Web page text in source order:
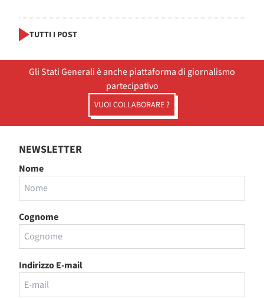
TUTTI I POST
Gli Stati Generali è anche piattaforma di giornalismo
partecipativo
VUOI COLLABORARE ?
NEWSLETTER
Nome
Cognome
Indirizzo E-mail